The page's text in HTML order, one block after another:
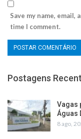
Save my name,
time I comment.
Postagens
Vagas
Águas
8 ago,